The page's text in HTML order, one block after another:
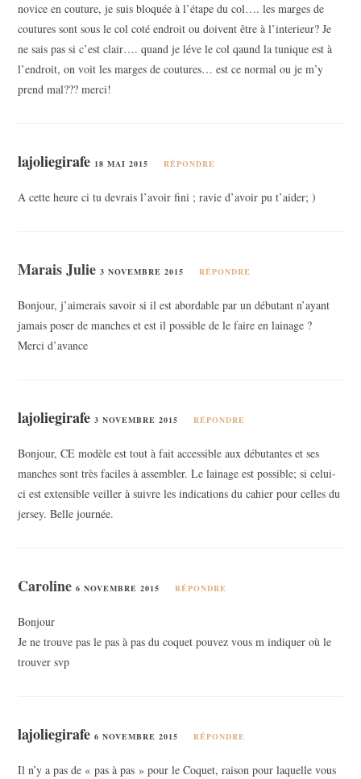
novice en couture, je suis bloquée à l’étape du col…. les marges de
coutures sont sous le col coté endroit ou doivent être à l’interieur? Je
ne sais pas si c’est clair…. quand je léve le col qaund la tunique est à
l’endroit, on voit les marges de coutures… est ce normal ou je m’y
prend mal??? merci!
lajoliegirafe 18 MAI 2015 RÉPONDRE
A cette heure ci tu devrais l’avoir fini ; ravie d’avoir pu t’aider; )
Marais Julie3 NOVEMBRE 2015 RÉPONDRE
Bonjour, j’aimerais savoir si il est abordable par un débutant n’ayant
jamais poser de manches et est il possible de le faire en lainage ?
Merci d’avance
lajoliegirafe 3 NOVEMBRE 2015 RÉPONDRE
Bonjour, CE modèle est tout à fait accessible aux débutantes et ses
manches sont très faciles à assembler. Le lainage est possible; si celui-
ci est extensible veiller à suivre les indications du cahier pour celles du
jersey. Belle journée.
Caroline6 NOVEMBRE 2015 RÉPONDRE
Bonjour
Je ne trouve pas le pas à pas du coquet pouvez vous m indiquer où le
trouver svp
lajoliegirafe 6 NOVEMBRE 2015 RÉPONDRE
Il n’y a pas de « pas à pas » pour le Coquet, raison pour laquelle vous